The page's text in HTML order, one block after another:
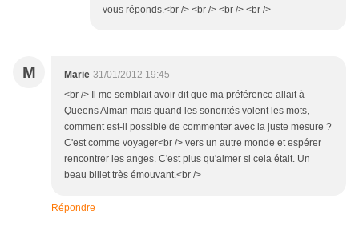
vous réponds.<br /> <br /> <br /> <br />
M Marie 31/01/2012 19:45
<br /> Il me semblait avoir dit que ma préférence allait à
Queens Alman mais quand les sonorités volent les mots,
comment est-il possible de commenter avec la juste mesure ?
C'est comme voyager<br /> vers un autre monde et espérer
rencontrer les anges. C'est plus qu'aimer si cela était. Un
beau billet très émouvant.<br />
Répondre